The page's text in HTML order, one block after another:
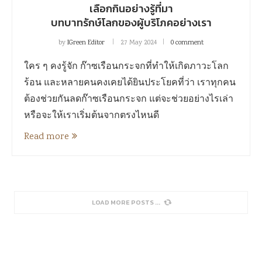
เลือกกินอย่างรู้ที่มา
บทบาทรักษ์โลกของผู้บริโภคอย่างเรา
byIGreen Editor 27 May 2024 0 comment
ใคร ๆ คงรู้จัก ก๊าซเรือนกระจกที่ทำให้เกิดภาวะโลก
ร้อน และหลายคนคงเคยได้ยินประโยคที่ว่า เราทุกคน
ต้องช่วยกันลดก๊าซเรือนกระจก แต่จะช่วยอย่างไรเล่า
หรือจะให้เราเริ่มต้นจากตรงไหนดี
Read more
SORRY, NO MORE POSTS